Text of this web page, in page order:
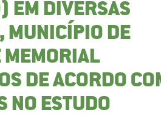
EM DIVERSAS
MUNICÍPIO DE
MEMORIAL
DE ACORDO
NO ESTUDO